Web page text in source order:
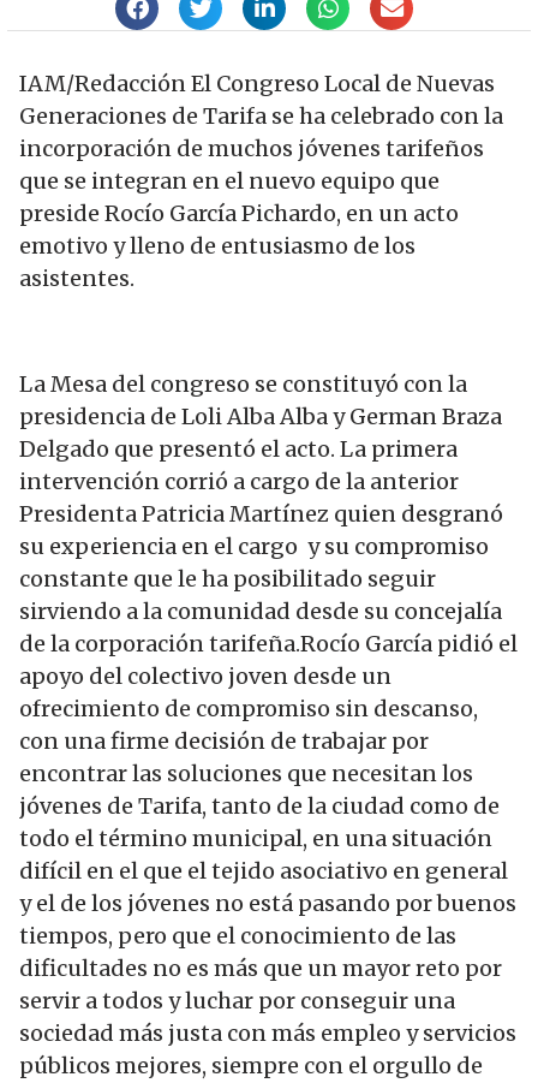
IAM/Redacción El Congreso Local de Nuevas
Generaciones de Tarifa se ha celebrado con la
incorporación de muchos jóvenes tarifeños
que se integran en el nuevo equipo que
preside Rocío García Pichardo, en un acto
emotivo y lleno de entusiasmo de los
asistentes.
La Mesa del congreso se constituyó con la
presidencia de Loli Alba Alba y German Braza
Delgado que presentó el acto. La primera
intervención corrió a cargo de la anterior
Presidenta Patricia Martínez quien desgranó
su experiencia en el cargo y su compromiso
constante que le ha posibilitado seguir
sirviendo a la comunidad desde su concejalía
de la corporación tarifeña.Rocío García pidió el
apoyo del colectivo joven desde un
ofrecimiento de compromiso sin descanso,
con una firme decisión de trabajar por
encontrar las soluciones que necesitan los
jóvenes de Tarifa, tanto de la ciudad como de
todo el término municipal, en una situación
difícil en el que el tejido asociativo en general
y el de los jóvenes no está pasando por buenos
tiempos, pero que el conocimiento de las
dificultades no es más que un mayor reto por
servir a todos y luchar por conseguir una
sociedad más justa con más empleo y servicios
públicos mejores, siempre con el orgullo de